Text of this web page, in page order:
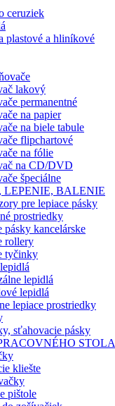
ceruziek
plastové a hliníkové
lakový
permanentné
na papier
na biele tabule
flipchartové
na fólie
na CD/DVD
špeciálne
LEPENIE, BALENIE
pre lepiace pásky
prostriedky
pásky kancelárske
rollery
tyčinky
lepidlá
lepidlá
lepiace prostriedky
sťahovacie pásky
STOLA
kliešte
pištole